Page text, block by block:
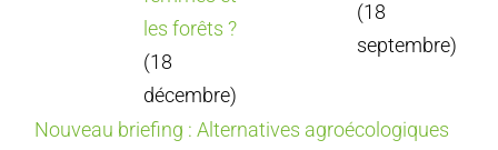
les forêts ?
(18
décembre)
(18
septembre)
Nouveau briefing : Alternatives agroécologiques